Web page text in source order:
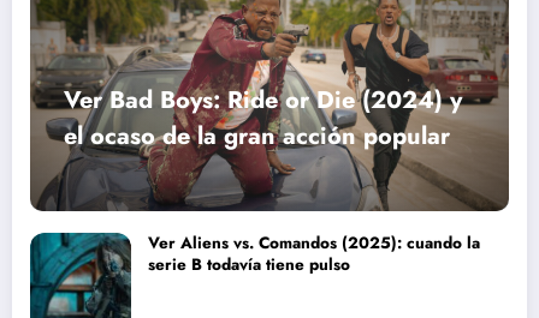
Ver Bad Boys: Ride or Die (2024) y
el ocaso de la gran acción popular
Ver Aliens vs. Comandos (2025): cuando la
serie B todavía tiene pulso